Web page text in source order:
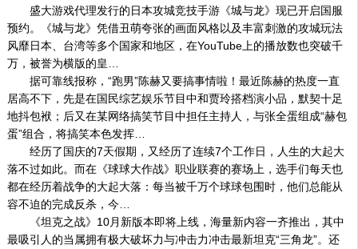
盛大游戏代理发行的日本攻城竞技手游《城与龙》现已开启国服
预约。《城与龙》凭借丑萌夸张的画面风格以及丰富刺激的攻城玩法
风靡日本、台湾等多个国家和地区，在YouTube上的播放数也突破千
万，被誉为横版的皇…
据可靠线报称，“跑男”陈赫又要搞事情啦！最近陈赫的热度一直
居高不下，先是在国民综艺娱乐节目中和贾玲搭档演小品，默契十足
地抖包袱；后又在某网络搞笑节目中担任主持人，与张全蛋组成“赫包
蛋”组合，将搞笑本色发挥…
经历了国庆的7天假期，又经历了连续7个工作日，人生的大起大
落不过如此。而在《球球大作战》职业联赛的赛场上，选手们每天也
都在经历着战争的大起大落：每当被千万个球球包围时，他们总能从
容不迫的完成反杀，今…
《坦克之战》10月新版本即将上线，海量新内容一齐推出，其中
最吸引人的当属拥有极大破坏力与冲击力冲击最新坦克“三角龙”。还